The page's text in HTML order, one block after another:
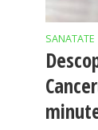
SANATATE